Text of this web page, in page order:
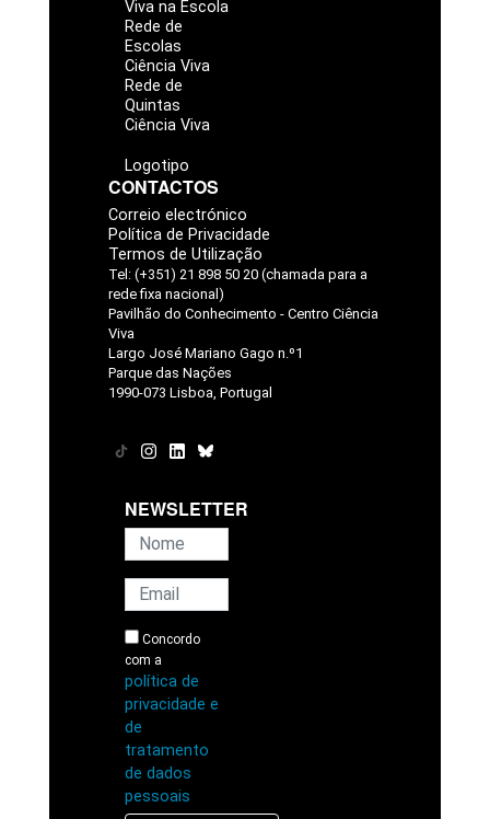
Viva na Escola
Rede de
Escolas
Ciência Viva
Rede de
Quintas
Ciência Viva
Logotipo
CONTACTOS
Correio electrónico
Política de Privacidade
Termos de Utilização
Tel: (+351) 21 898 50 20 (chamada para a
rede fixa nacional)
Pavilhão do Conhecimento - Centro Ciência
Viva
Largo José Mariano Gago n.º1
Parque das Nações
1990-073 Lisboa, Portugal
NEWSLETTER
Concordo
com a
política de
privacidade e
de
tratamento
de dados
pessoais